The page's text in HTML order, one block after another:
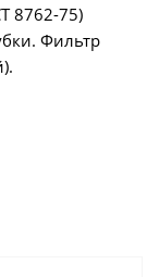
8762-75)
Фильтр